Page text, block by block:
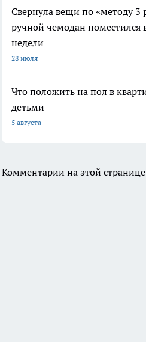
Свернула вещи по «методу 3
ручной чемодан поместился
недели
28 июля
Что положить на пол в
детьми
5 августа
Комментарии на этой